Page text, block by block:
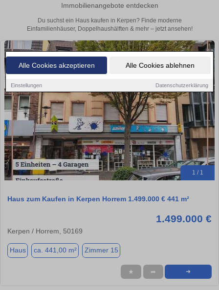
Alle Cookies akzeptieren Alle Cookies ablehnen
Einstellungen Datenschutzerklärung
Immobilienangebote entdecken
Du suchst ein Haus kaufen in Kerpen? Finde moderne
Einfamilienhäuser, Doppelhaushälften & mehr – jetzt ansehen!
1 / 1
Haus zum Kaufen in Kerpen Horrem 1.499.000 € 441 m²
1.499.000 €
Kerpen / Horrem, 50169
Haus ca. 441,00 m² Zimmer 15
★ ➦ ➜